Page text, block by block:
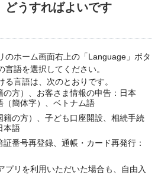
どうすればよいです
のホーム画面右上の「Language」ボタ
言語を選択してください。
る言語は、次のとおりです。
の方）、お客さま情報の申告：日本
（簡体字）、ベトナム語
籍の方）、子ども口座開設、相続手続
本語
番号再登録、通帳・カード再発行：
プリを利用いただいた場合も、自由入